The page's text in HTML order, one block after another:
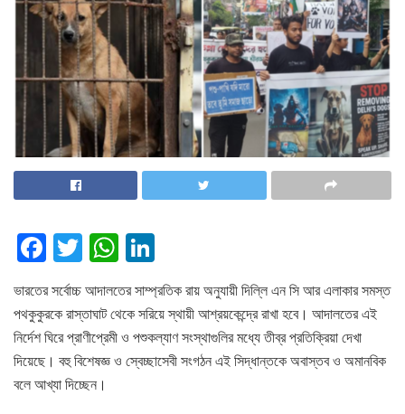
F
a
c
e
b
o
T
wi
tt
er
W
h
at
s
A
n
k
e
dI
ভারতের সর্বোচ্চ আদালতের সাম্প্রতিক রায় অনুযায়ী দিল্লি এন সি আর এলাকার সমস্ত
পথকুকুরকে রাস্তাঘাট থেকে সরিয়ে স্থায়ী আশ্রয়কেন্দ্রে রাখা হবে। আদালতের এই
নির্দেশ ঘিরে প্রাণীপ্রেমী ও পশুকল্যাণ সংস্থাগুলির মধ্যে তীব্র প্রতিক্রিয়া দেখা
দিয়েছে। বহু বিশেষজ্ঞ ও স্বেচ্ছাসেবী সংগঠন এই সিদ্ধান্তকে অবাস্তব ও অমানবিক
বলে আখ্যা দিচ্ছেন।